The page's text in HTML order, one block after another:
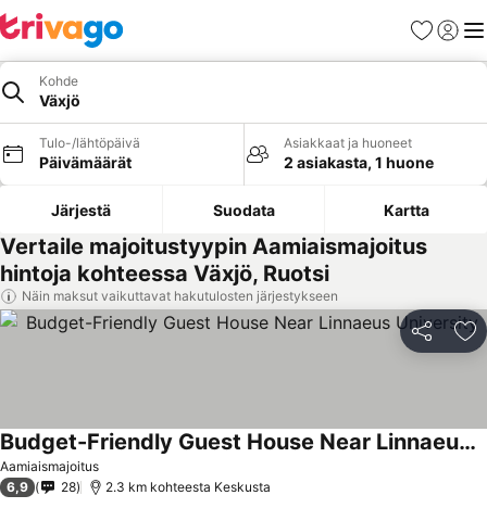
Suosikit
Kohde
Växjö
Tulo-/lähtöpäivä
Päivämäärät
Asiakkaat ja huoneet
2 asiakasta, 1 huone
Järjestä Suodata Kartta
Vertaile majoitustyypin Aamiaismajoitus
hintoja kohteessa Växjö, Ruotsi
Näin maksut vaikuttavat hakutulosten järjestykseen
Jaa
Aamiaismajoitus
Budget-Friendly Guest House Near Linnaeus University
Katso hinnat
6,9 28 2.3 km kohteesta Keskusta